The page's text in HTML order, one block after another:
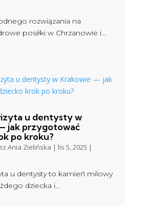
rozwiązania na
posiłki w Chrzanowie i...
u dentysty w
jak przygotować
po kroku?
Ania Zielińska | lis 5, 2025 |
u dentysty to kamień milowy
dziecka i...